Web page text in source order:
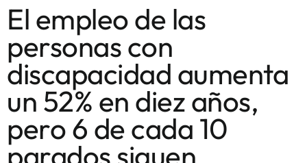
El empleo de las
personas con
discapacidad aumenta
un 52% en diez años,
pero 6 de cada 10